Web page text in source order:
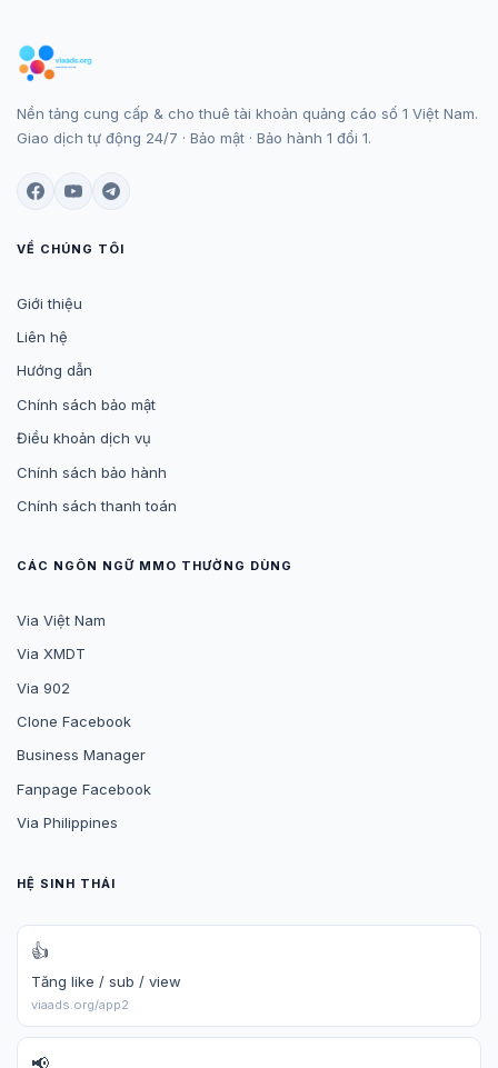
Nền tảng cung cấp & cho thuê tài khoản quảng cáo số 1 Việt Nam.
Giao dịch tự động 24/7 · Bảo mật · Bảo hành 1 đổi 1.
VỀ CHÚNG TÔI
Giới thiệu
Liên hệ
Hướng dẫn
Chính sách bảo mật
Điều khoản dịch vụ
Chính sách bảo hành
Chính sách thanh toán
CÁC NGÔN NGỮ MMO THƯỜNG DÙNG
Via Việt Nam
Via XMDT
Via 902
Clone Facebook
Business Manager
Fanpage Facebook
Via Philippines
HỆ SINH THÁI
👍
Tăng like / sub / view
viaads.org/app2
📢